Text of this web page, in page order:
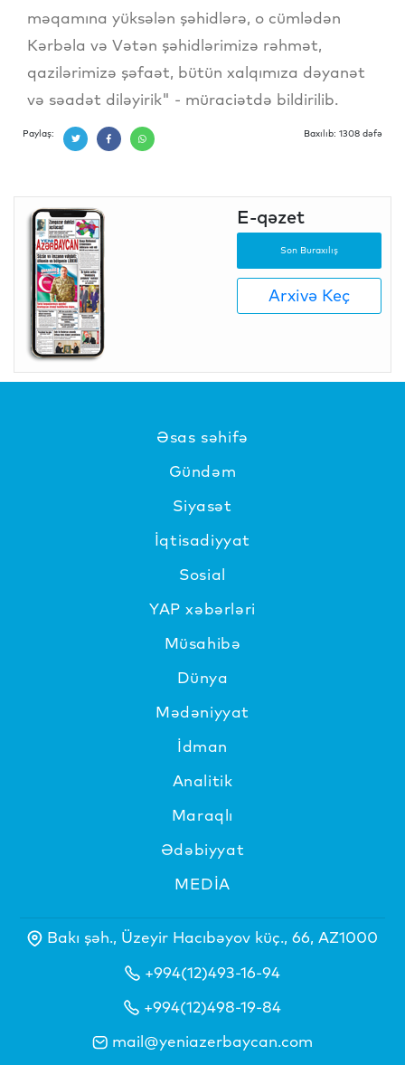
məqamına yüksələn şəhidlərə, o cümlədən
Kərbəla və Vətən şəhidlərimizə rəhmət,
qazilərimizə şəfaət, bütün xalqımıza dəyanət
və səadət diləyirik" - müraciətdə bildirilib.
Paylaş: Baxılıb: 1308 dəfə
E-qəzet
Son Buraxılış
Arxivə Keç
Əsas səhifə
Gündəm
Siyasət
İqtisadiyyat
Sosial
YAP xəbərləri
Müsahibə
Dünya
Mədəniyyat
İdman
Analitik
Maraqlı
Ədəbiyyat
MEDİA
Bakı şəh., Üzeyir Hacıbəyov küç., 66, AZ1000
+994(12)493-16-94
+994(12)498-19-84
mail@yeniazerbaycan.com